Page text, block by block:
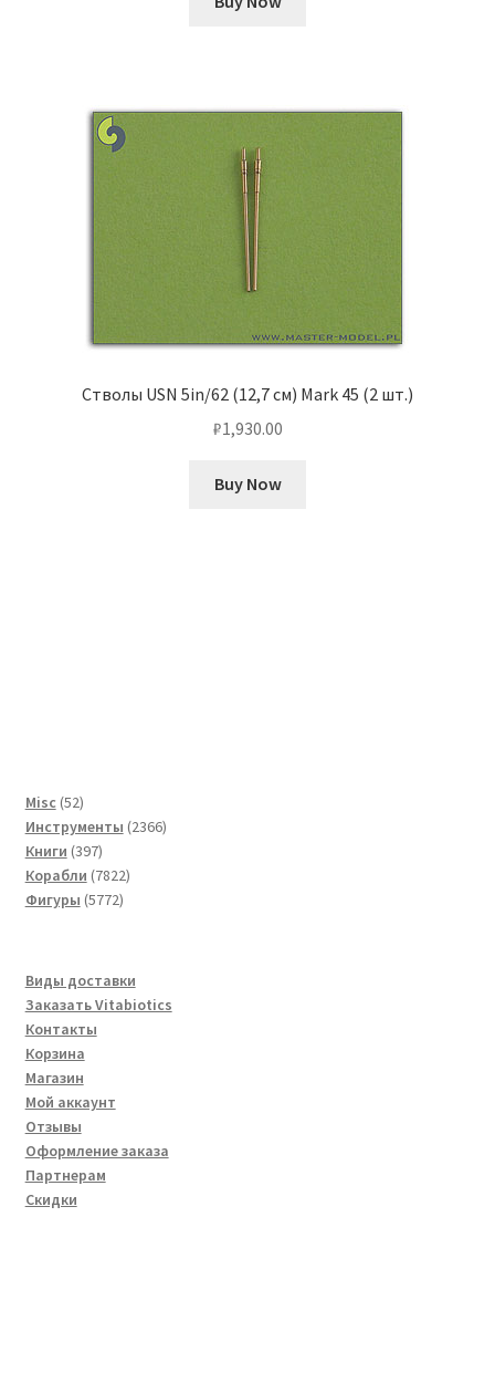
Стволы USN 5in/62 (12,7 см) Mark 45 (2 шт.)
₽1,930.00
Buy Now
Misc 5252
товара
Инструменты 23662366
Книги 397397
товаров
Корабли 78227822
Фигуры 57725772
Виды доставки
Заказать Vitabiotics
Контакты
Корзина
Магазин
Мой аккаунт
Отзывы
Оформление заказа
Партнерам
Скидки